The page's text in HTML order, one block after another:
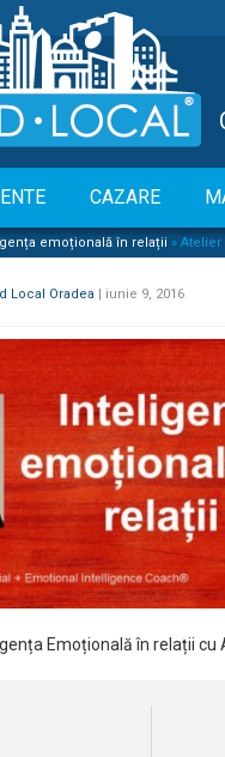
CAZARE
emoțională în relații » Atelier
Local Oradea | iunie 9, 2016
Emoțională în relații cu